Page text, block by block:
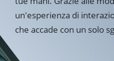
un'esperienza di
che accade con un solo